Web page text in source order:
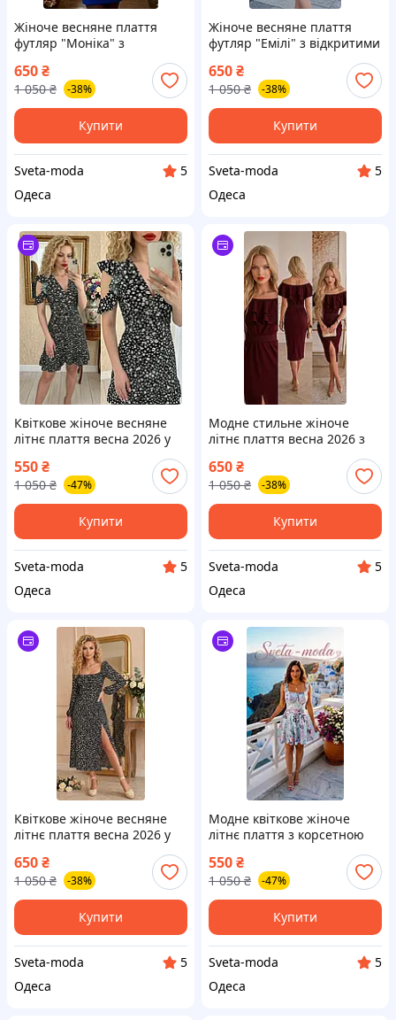
Жіноче весняне плаття
футляр "Моніка" з
рюшами весна 2026
650₴
1 050 ₴ -38%
Купити
Sveta-moda
5
Одеса
Жіноче весняне плаття
футляр "Емілі" з відкритими
плечима та рюшами весна
2026
650₴
1 050 ₴ -38%
Купити
Sveta-moda
5
Одеса
Квіткове жіноче весняне
літнє плаття весна 2026 у
квітковий принт з рюшами
на запах
550₴
1 050 ₴ -47%
Купити
Sveta-moda
5
Одеса
Модне стильне жіноче
літнє плаття весна 2026 з
650₴
1 050 ₴ -38%
Купити
Sveta-moda
5
Одеса
Квіткове жіноче весняне
літнє плаття весна 2026 у
квітковий принт із вирізом
650₴
1 050 ₴ -38%
Купити
Sveta-moda
5
Одеса
Модне квіткове жіноче
літнє плаття з корсетною
зав'язкою 2026 у квітковий
принт
550₴
1 050 ₴ -47%
Купити
Sveta-moda
5
Одеса